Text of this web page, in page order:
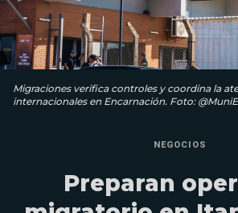
Migraciones verifica controles y coordina la
internacionales en Encarnación. Foto:
NEGOCIOS
Preparan